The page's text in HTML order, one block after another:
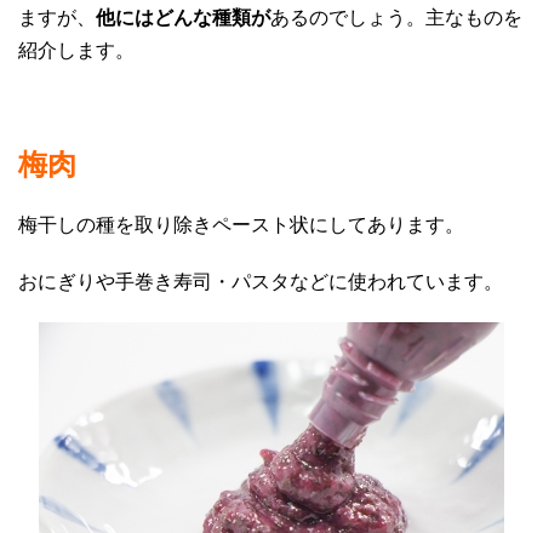
ますが、 他にはどんな種類があるのでしょう。主なものを
紹介します。
梅肉
梅干しの種を取り除きペースト状にしてあります。
おにぎりや手巻き寿司・パスタなどに使われています。